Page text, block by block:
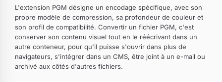
L'extension PGM désigne un encodage spécifique, avec son
propre modèle de compression, sa profondeur de couleur et
son profil de compatibilité. Convertir un fichier PGM, c'est
conserver son contenu visuel tout en le réécrivant dans un
autre conteneur, pour qu'il puisse s'ouvrir dans plus de
navigateurs, s'intégrer dans un CMS, être joint à un e-mail ou
archivé aux côtés d'autres fichiers.